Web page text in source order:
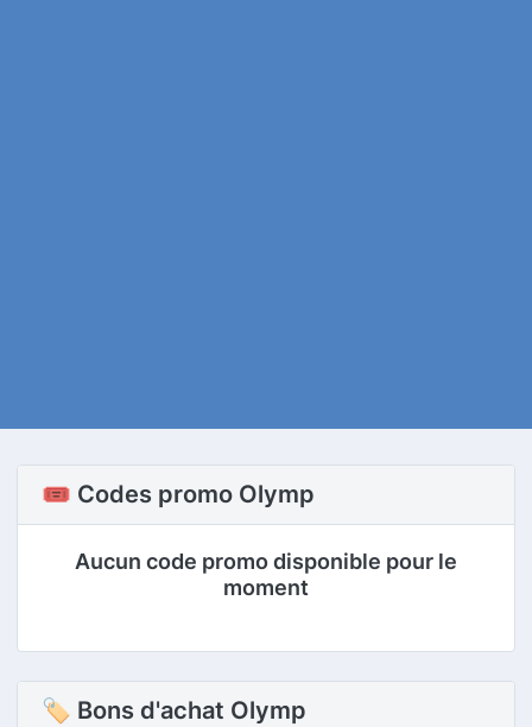
🎟️ Codes promo Olymp
Aucun code promo disponible pour le
moment
🏷 Bons d'achat Olymp